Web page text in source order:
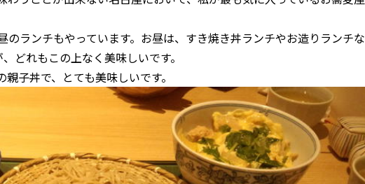
のランチもやっています。お昼は、すき焼き丼ランチやお造りランチな
どれもこの上なく美味しいです。
子丼で、とても美味しいです。